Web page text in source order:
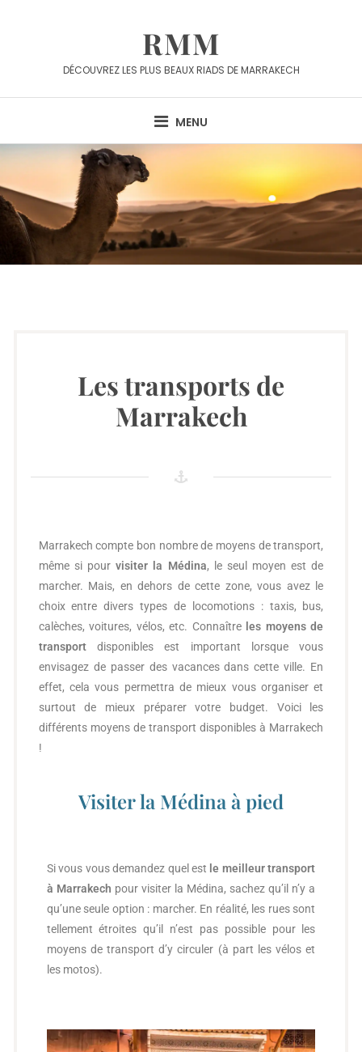
RMM
DÉCOUVREZ LES PLUS BEAUX RIADS DE MARRAKECH
MENU
Les transports de
Marrakech
Marrakech compte bon nombre de moyens de transport,
même si pourvisiter la Médina, le seul moyen est de
marcher. Mais, en dehors de cette zone, vous avez le
choix entre divers types de locomotions : taxis, bus,
calèches, voitures, vélos, etc. Connaître les moyens de
transportdisponibles est important lorsque vous
envisagez de passer des vacances dans cette ville. En
effet, cela vous permettra de mieux vous organiser et
surtout de mieux préparer votre budget. Voici les
différents moyens de transport disponibles à Marrakech
!
Visiter la Médina à pied
Si vous vous demandez quel est le meilleur transport
à Marrakech pour visiter la Médina, sachez qu’il n’y a
qu’une seule option : marcher. En réalité, les rues sont
tellement étroites qu’il n’est pas possible pour les
moyens de transport d’y circuler (à part les vélos et
les motos).